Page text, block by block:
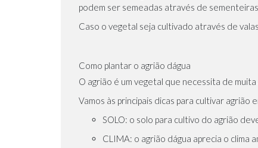
podem ser semeadas através de
Caso o vegetal seja cultivado através de
Como plantar o agrião dágua
O agrião é um vegetal que necessita de
Vamos às principais dicas para cultivar agrião
SOLO: o solo para cultivo do agrião
CLIMA: o agrião dágua aprecia o clima